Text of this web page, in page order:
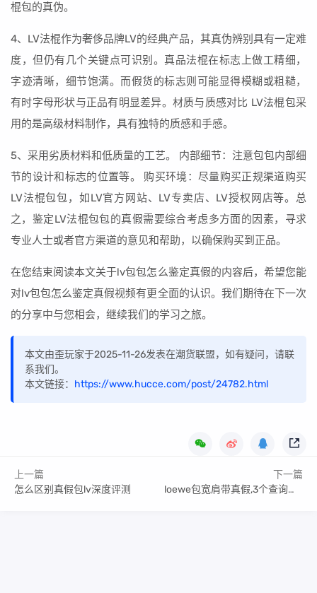
棍包的真伪。
4、LV法棍作为奢侈品牌LV的经典产品，其真伪辨别具有一定难
度，但仍有几个关键点可识别。真品法棍在标志上做工精细，
字迹清晰，细节饱满。而假货的标志则可能显得模糊或粗糙，
有时字母形状与正品有明显差异。材质与质感对比 LV法棍包采
用的是高级材料制作，具有独特的质感和手感。
5、采用劣质材料和低质量的工艺。 内部细节：注意包包内部细
节的设计和标志的位置等。 购买环境：尽量购买正规渠道购买
LV法棍包包，如LV官方网站、LV专卖店、LV授权网店等。总
之，鉴定LV法棍包包的真假需要综合考虑多方面的因素，寻求
专业人士或者官方渠道的意见和帮助，以确保购买到正品。
在您结束阅读本文关于lv包包怎么鉴定真假的内容后，希望您能
对lv包包怎么鉴定真假视频有更全面的认识。我们期待在下一次
的分享中与您相会，继续我们的学习之旅。
本文由歪玩家于2025-11-26发表在潮货联盟，如有疑问，请联
系我们。
本文链接： https://www.hucce.com/post/24782.html
上一篇
怎么区别真假包lv深度评测
下一篇
loewe包宽肩带真假,3个查询技巧